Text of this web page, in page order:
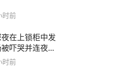
时前
在上锁柜中发
吓哭并连夜冒
还租金和押
时前